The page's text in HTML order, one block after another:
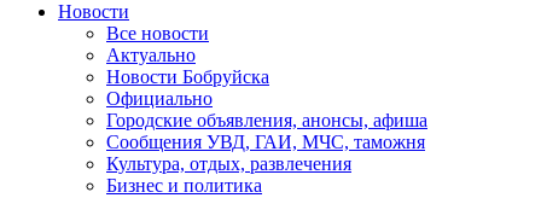
Новости
Все новости
Актуально
Новости Бобруйска
Официально
Городские объявления, анонсы, афиша
Сообщения УВД, ГАИ, МЧС, таможня
Культура, отдых, развлечения
Бизнес и политика